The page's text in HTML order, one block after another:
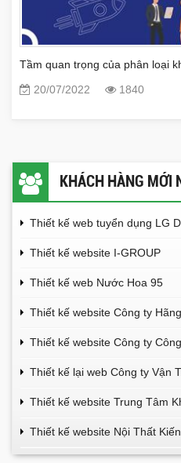
Tầm quan trọng của phân loại
20/07/2022
1840
KHÁCH HÀNG MỚI
Thiết kế web tuyển dụng LG
Thiết kế website I-GROUP
Thiết kế web Nước Hoa 95
Thiết kế website Công ty
Thiết kế website Công ty
Thiết kế lại web Công ty Vận
Thiết kế website Trung Tâm
Thiết kế website Nội Thất